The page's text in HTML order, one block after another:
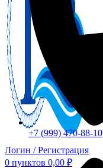
Логин / Регистрация
0 пунктов 0,00 ₽
+7 (999) 470-88-10